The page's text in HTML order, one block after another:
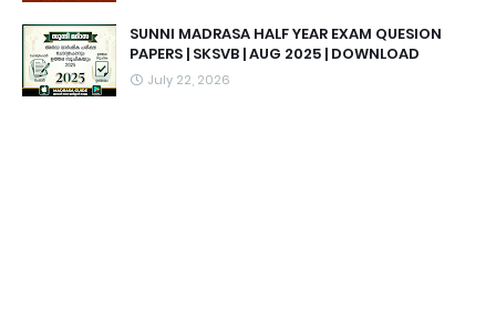
SUNNI MADRASA HALF YEAR EXAM QUESION
PAPERS | SKSVB | AUG 2025 | DOWNLOAD
July 22, 2026